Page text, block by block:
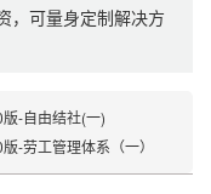
，可量身定制解决方
-自由结社(一)
-劳工管理体系（一）